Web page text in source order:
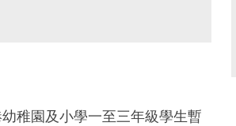
稚園及小學一至三年級學生暫